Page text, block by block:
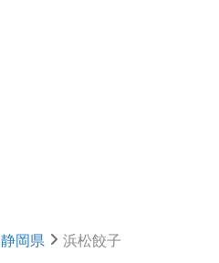
静岡県 浜松餃子